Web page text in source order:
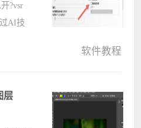
?vsr
AI技
频增
软件教程
层